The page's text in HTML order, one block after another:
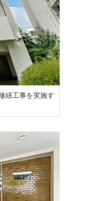
繕工事を実施す